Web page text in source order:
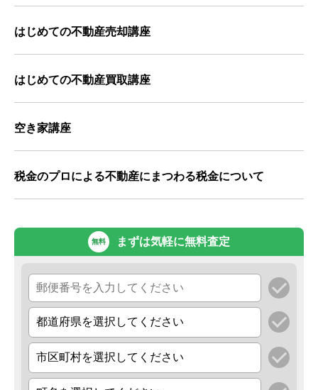
はじめての不動産売却講座
はじめての不動産買取講座
空き家講座
税金のプロによる不動産にまつわる税金について
無料 まずは気軽に無料査定